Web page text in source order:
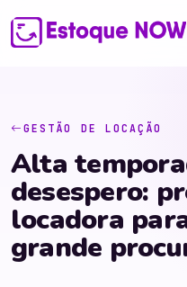
GESTÃO DE LOCAÇÃO
Alta
desespero:
locadora
grande